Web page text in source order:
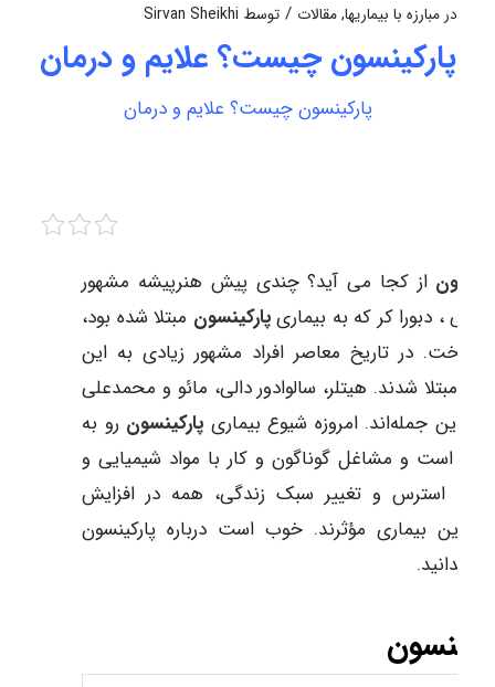
در مبارزه با بیماریها,مقالات / توسط Sirvan Sheikhi
پارکینسون چیست؟ علایم و درمان
پارکینسون چیست؟ علایم و درمان
از کجا می‌ آید؟ چندی پیش هنرپیشه مشهور
، دبورا کر که به بیماریپارکینسون مبتلا شده بود،
باخت. در تاریخ معاصر افراد مشهور زیادی به این
مبتلا شدند. هیتلر، سالوادور دالی، مائو و محمدعلی
از این جمله‌اند. امروزه شیوع بیماری پارکینسون رو به
است و مشاغل گوناگون و کار با مواد شیمیایی و
استرس و تغییر سبک زندگی، همه در افزایش
این بیماری مؤثرند. خوب است درباره پارکینسون
بدانید.